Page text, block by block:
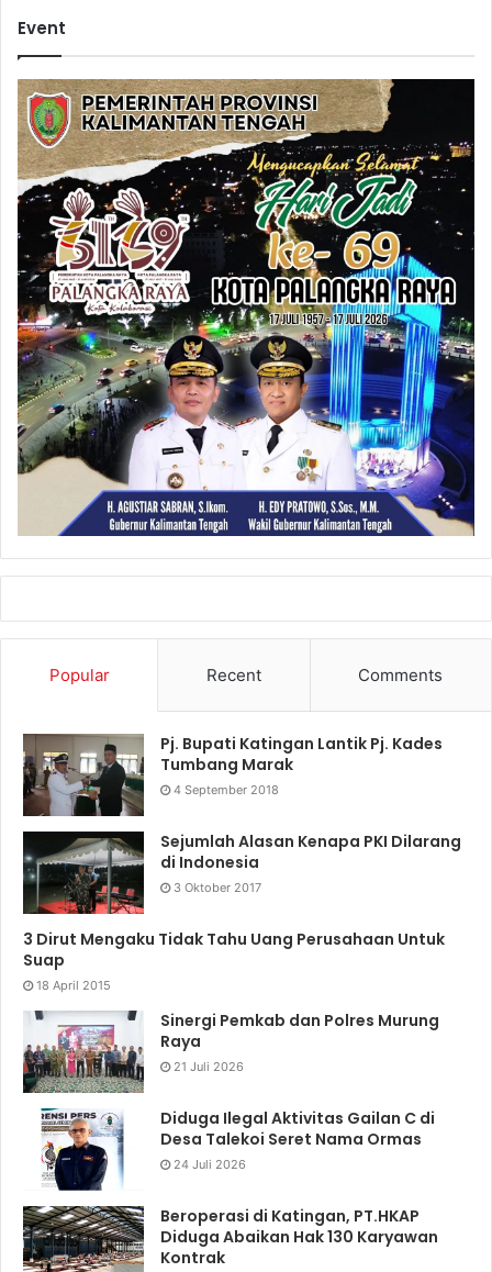
Event
Popular Recent Comments
Pj. Bupati Katingan Lantik Pj. Kades
Tumbang Marak
4 September 2018
Sejumlah Alasan Kenapa PKI Dilarang
di Indonesia
3 Oktober 2017
3 Dirut Mengaku Tidak Tahu Uang Perusahaan Untuk
Suap
18 April 2015
Sinergi Pemkab dan Polres Murung
Raya
21 Juli 2026
Diduga Ilegal Aktivitas Gailan C di
Desa Talekoi Seret Nama Ormas
24 Juli 2026
Beroperasi di Katingan, PT.HKAP
Diduga Abaikan Hak 130 Karyawan
Kontrak